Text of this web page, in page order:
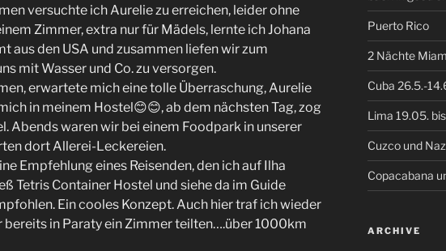
versuchte ich Aurelie zu erreichen, leider ohne
Zimmer, extra nur für Mädels, lernte ich Johana
aus den USA und zusammen liefen wir zum
mit Wasser und Co. zu versorgen.
erwartete mich eine tolle Überraschung, Aurelie
in meinem Hostel😊😊, ab dem nächsten Tag, zog
Abends waren wir bei einem Foodpark in unserer
dort Allerei-Leckereien.
Empfehlung eines Reisenden, den ich auf Ilha
Tetris Container Hostel und siehe da im Guide
Ein cooles Konzept. Auch hier traf ich wieder
bereits in Paraty ein Zimmer teilten….über 1000km
Puerto Rico
2 Nächte
Cuba 26.5.-
Lima 19.05.
Cuzco und
Copacabana
ARCHIVE